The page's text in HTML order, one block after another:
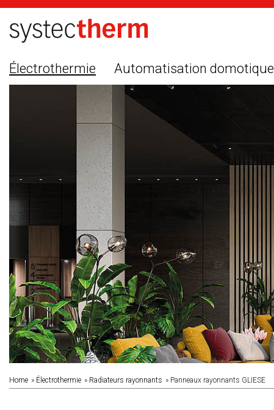
Électrothermie Automatisation domotique
Home Électrothermie Radiateurs rayonnants Panneaux rayonnants GLIESE